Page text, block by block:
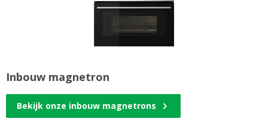
Inbouw magnetron
Bekijk onze inbouw magnetrons